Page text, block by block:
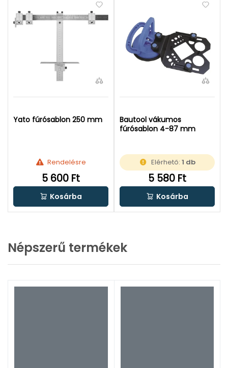
Yato fúrósablon 250 mm
Rendelésre
5 600 Ft
Kosárba
Bautool vákumos
fúrósablon 4-87 mm
Elérhető: 1 db
5 580 Ft
Kosárba
Népszerű termékek